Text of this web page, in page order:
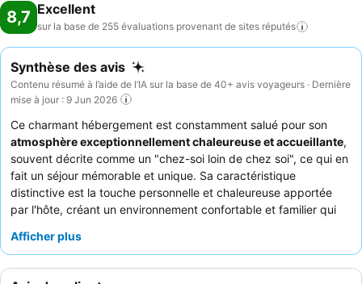
8,7 Excellent
sur la base de 255 évaluations provenant de sites réputés
Synthèse des avis
Contenu résumé à l’aide de l’IA sur la base de 40+ avis voyageurs · Dernière
mise à jour : 9 Jun 2026
Ce charmant hébergement est constamment salué pour son
atmosphère exceptionnellement chaleureuse et accueillante,
souvent décrite comme un "chez-soi loin de chez soi", ce qui en
fait un séjour mémorable et unique. Sa caractéristique
distinctive est la touche personnelle et chaleureuse apportée
par l'hôte, créant un environnement confortable et familier qui
L'établissement est idéal pour un large éventail de voyageurs,
confortable et spacieux, les
Afficher plus